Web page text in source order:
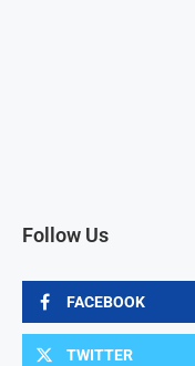
Follow Us
FACEBOOK
TWITTER